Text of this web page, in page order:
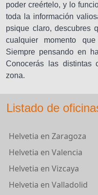
poder creértelo, y lo
toda la información
psique claro, descubres
cualquier momento
Siempre pensando en
Conocerás las distintas
zona.
Listado de
Helvetia en Zaragoza
Helvetia en Valencia
Helvetia en Vizcaya
Helvetia en Valladolid